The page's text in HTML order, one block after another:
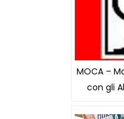
MOCA –
con gli